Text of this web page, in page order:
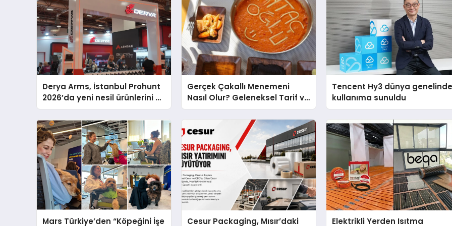
Derya Arms, İstanbul Prohunt
2026’da yeni nesil ürünlerini ve
global marka vizyonunu
sergiledi
Gerçek Çakallı Menemeni
Nasıl Olur? Geleneksel Tarif ve
Sunum
Tencent Hy3 dünya
kullanıma sunuldu
Mars Türkiye’den “Köpeğini İşe Cesur Packaging, Mısır’daki Elektrikli Yerden Isıtma